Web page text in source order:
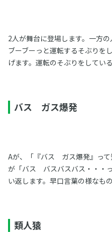
2人が舞台に登場します。一方
ブーブーっと運転するそぶりを
げます。運転のそぶりをしてい
バス ガス爆発
Aが、「『バス ガス爆発』って
が「バス バスバスバス・・・
い返します。早口言葉の様なも
類人猿